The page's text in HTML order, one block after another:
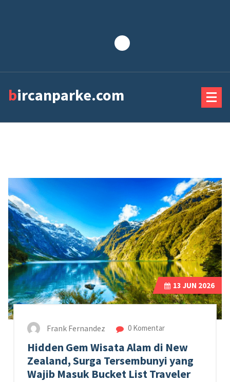
bircanparke.com
13 JUN 2026
Frank Fernandez 0 Komentar
Hidden Gem Wisata Alam di New
Zealand, Surga Tersembunyi yang
Wajib Masuk Bucket List Traveler